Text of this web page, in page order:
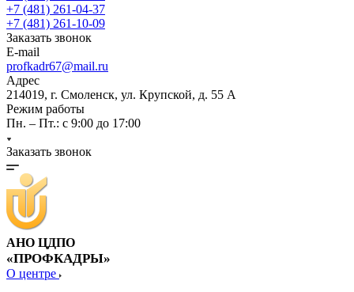
+7 (481) 261-04-37
+7 (481) 261-10-09
Заказать звонок
E-mail
profkadr67@mail.ru
Адрес
214019, г. Смоленск, ул. Крупской, д. 55 А
Режим работы
Пн. – Пт.: с 9:00 до 17:00
Заказать звонок
АНО ЦДПО
«ПРОФКАДРЫ»
О центре